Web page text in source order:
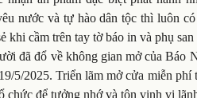
nước và tự hào dân tộc thì luôn
khi cầm trên tay tờ báo in và phụ
đã đổ về không gian mở của Báo
5/2025. Triển lãm mở cửa miễn
chức để tưởng nhớ và tôn vinh vị